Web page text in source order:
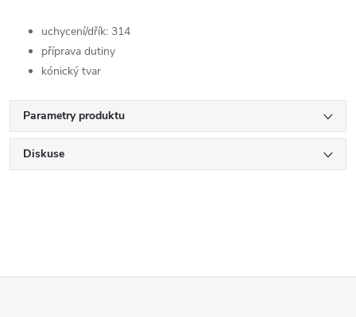
uchycení/dřík: 314
příprava dutiny
kónický tvar
Parametry produktu
Diskuse